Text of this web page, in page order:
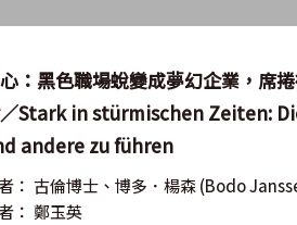
：黑色職場蛻變成夢幻企業，席
Stark in stürmischen Zeiten:
andere zu führen
： 古倫博士、博多．楊森(Bodo
： 鄭玉英